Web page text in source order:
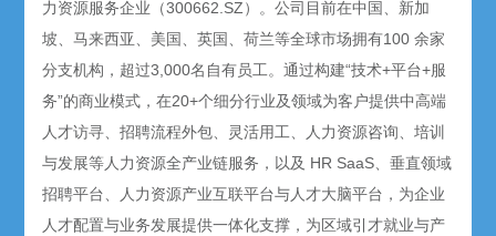
力资源服务企业（300662.SZ）。公司目前在中国、新加
坡、马来西亚、美国、英国、荷兰等全球市场拥有100 余家
分支机构，超过3,000名自有员工。通过构建“技术+平台+服
务”的商业模式，在20+个细分行业及领域为客户提供中高端
人才访寻、招聘流程外包、灵活用工、人力资源咨询、培训
与发展等人力资源全产业链服务，以及 HR SaaS、垂直领域
招聘平台、人力资源产业互联平台与人才大脑平台，为企业
人才配置与业务发展提供一体化支撑，为区域引才就业与产